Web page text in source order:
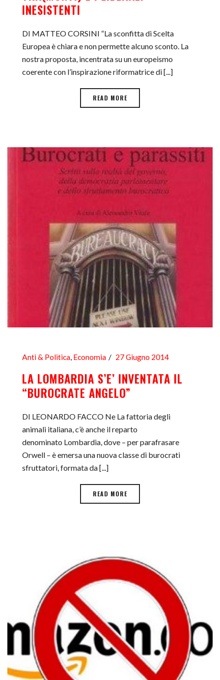
INESISTENTI
DI MATTEO CORSINI “La sconfitta di Scelta
Europea è chiara e non permette alcuno sconto. La
nostra proposta, incentrata su un europeismo
coerente con l’inspirazione riformatrice di [...]
READ MORE
Anti & Politica, Economia 27 Giugno 2014
LA LOMBARDIA S’E’ INVENTATA IL
“BUROCRATE ANGELO”
DI LEONARDO FACCO Ne La fattoria degli
animali italiana, c’è anche il reparto
denominato Lombardia, dove – per parafrasare
Orwell – è emersa una nuova classe di burocrati
sfruttatori, formata da [...]
READ MORE